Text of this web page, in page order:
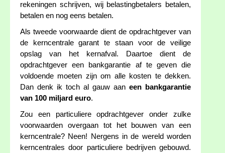
rekeningen schrijven, wij belastingbetalers betalen,
betalen en nog eens betalen.
Als tweede voorwaarde dient de opdrachtgever van
de kerncentrale garant te staan voor de veilige
opslag van het kernafval. Daartoe dient de
opdrachtgever een bankgarantie af te geven die
voldoende moeten zijn om alle kosten te dekken.
Dan denk ik toch al gauw aan een bankgarantie
van 100 miljard euro.
Zou een particuliere opdrachtgever onder zulke
voorwaarden overgaan tot het bouwen van een
kerncentrale? Neen! Nergens in de wereld worden
kerncentrales door particuliere bedrijven gebouwd.